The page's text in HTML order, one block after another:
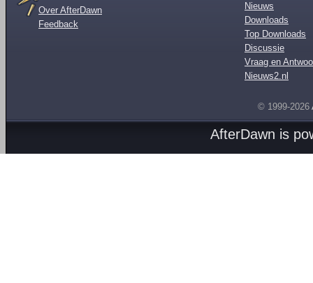
Over AfterDawn
Feedback
Nieuws
Downloads
Top Downloads
Discussie
Vraag en
Nieuws2.nl
© 1999-2026
AfterDawn is